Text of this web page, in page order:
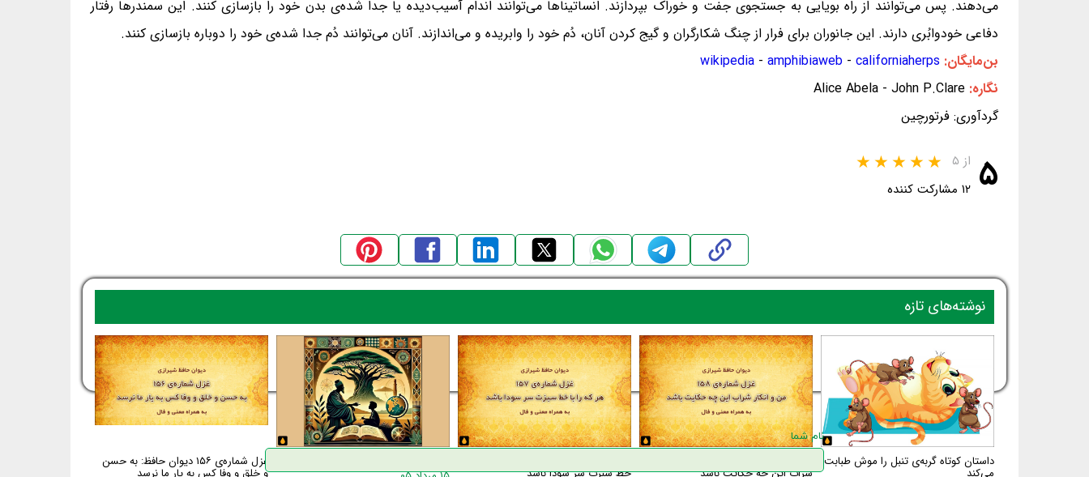
می‌دهند. پس می‌توانند از راه بویایی به جستجوی جفت و خوراک بپردازند. انساتیناها می‌توانند اندام آسیب‌دیده یا جدا شده‌ی بدن خود را بازسازی کنند. این سمندرها رفتار
دفاعی خودوابُری دارند. این جانوران برای فرار از چنگ شکارگران و گیج کردن آنان، دُم خود را وابریده و می‌اندازند. آنان می‌توانند دُم جدا شده‌ی خود را دوباره بازسازی کنند.
بن‌مایگان:
wikipedia - amphibiaweb - californiaherps
نگاره: Alice Abela - John P.Clare
گردآوری: فرتورچین
۵ از ۵
۱۲ مشارکت کننده
داستان کوتاه گربه‌ی تنبل را موش طبابت غزل شماره‌ی ۱۵۶ دیوان حافظ: به حسن
نوشته‌های تازه